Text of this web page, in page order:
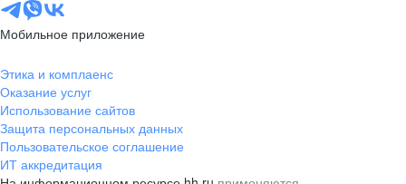
Мобильное приложение
Этика и комплаенс
Оказание услуг
Использование сайтов
Защита персональных данных
Пользовательское соглашение
ИТ аккредитация